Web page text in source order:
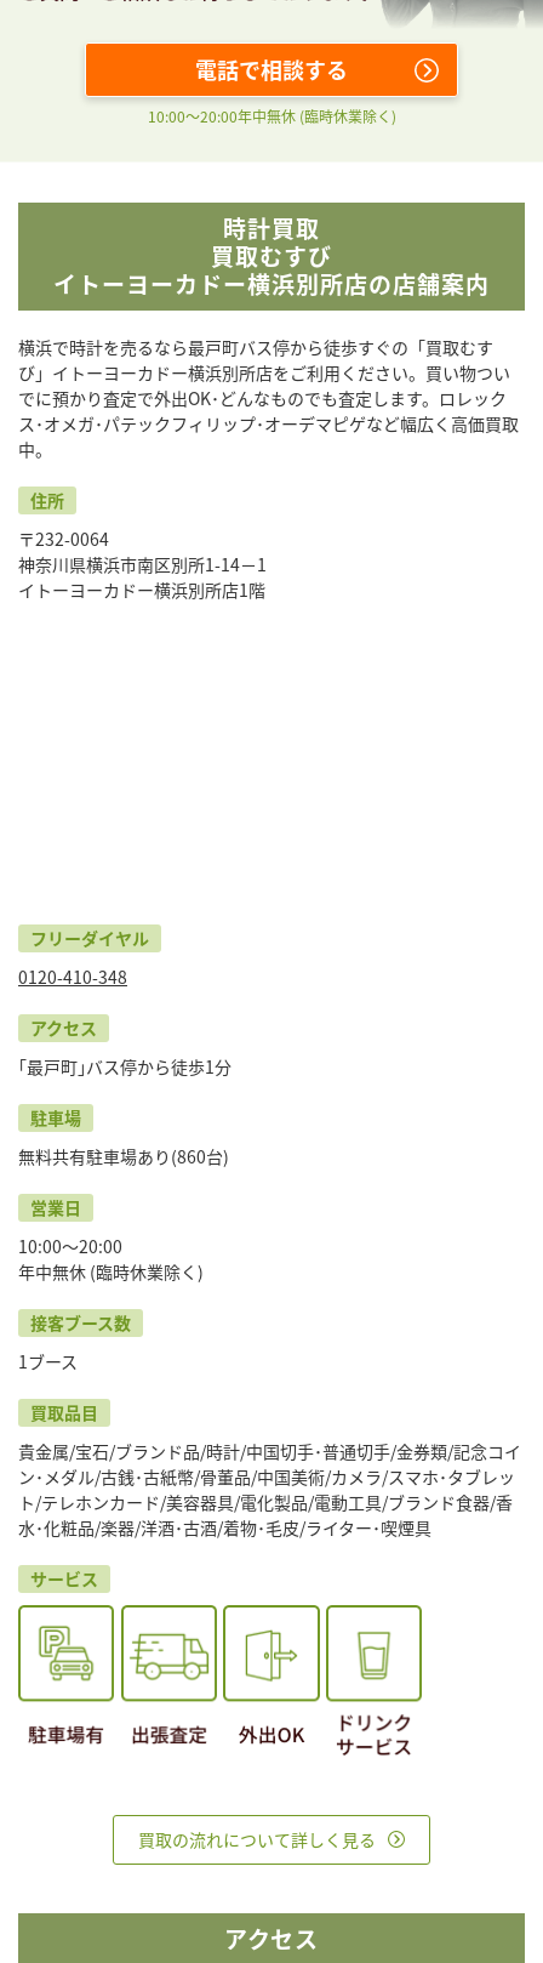
電話で相談する
10:00〜20:00年中無休 (臨時休業除く)
時計買取
買取むすび
イトーヨーカドー横浜別所店の店舗案内
横浜で時計を売るなら最戸町バス停から徒歩すぐの「買取むす
び」イトーヨーカドー横浜別所店をご利用ください。買い物つい
でに預かり査定で外出OK･どんなものでも査定します。ロレック
ス･オメガ･パテックフィリップ･オーデマピゲなど幅広く高価買取
中。
住所
〒232-0064
神奈川県横浜市南区別所1-14−1
イトーヨーカドー横浜別所店1階
フリーダイヤル
0120-410-348
アクセス
｢最戸町｣バス停から徒歩1分
駐車場
無料共有駐車場あり(860台)
営業日
10:00〜20:00
年中無休 (臨時休業除く)
接客ブース数
1ブース
買取品目
貴金属/宝石/ブランド品/時計/中国切手･普通切手/金券類/記念コイ
ン･メダル/古銭･古紙幣/骨董品/中国美術/カメラ/スマホ･タブレッ
ト/テレホンカード/美容器具/電化製品/電動工具/ブランド食器/香
水･化粧品/楽器/洋酒･古酒/着物･毛皮/ライター･喫煙具
サービス
買取の流れについて詳しく見る
アクセス